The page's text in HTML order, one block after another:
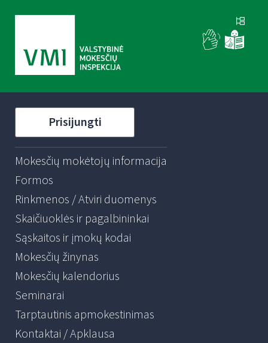
Prisijungti
Mokesčių mokėtojų informacija
Formos
Rinkmenos / Atviri duomenys
Skaičiuoklės ir pagalbininkai
Sąskaitos ir įmokų kodai
Mokesčių žinynas
Mokesčių kalendorius
Seminarai
Tarptautinis apmokestinimas
Kontaktai / Apklausa